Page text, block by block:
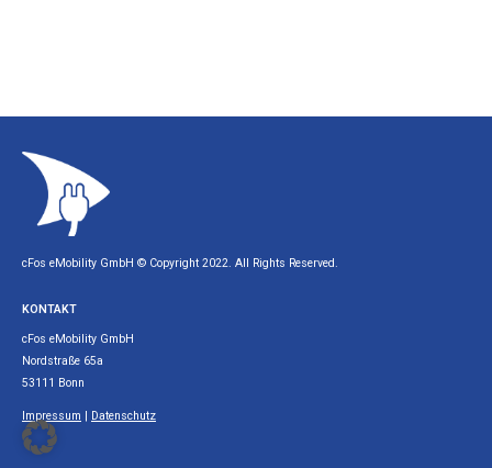
cFos eMobility GmbH © Copyright 2022. All Rights Reserved.
KONTAKT
cFos eMobility GmbH
Nordstraße 65a
53111 Bonn
Impressum | Datenschutz